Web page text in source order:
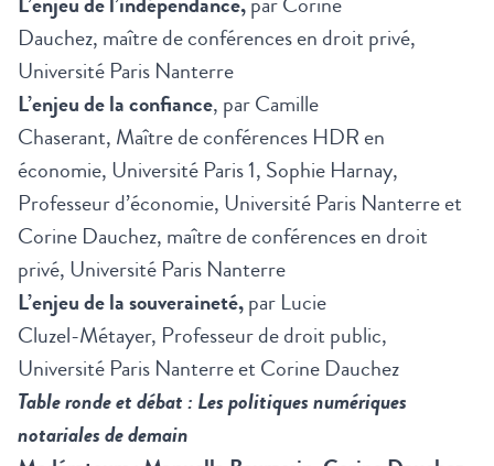
Dauchez, maître de conférences en droit privé,
Université Paris Nanterre
L’enjeu de la confiance, par Camille
Chaserant, Maître de conférences HDR en
économie, Université Paris 1, Sophie Harnay,
Professeur d’économie, Université Paris Nanterre et
Corine Dauchez, maître de conférences en droit
privé, Université Paris Nanterre
L’enjeu de la souveraineté,par Lucie
Cluzel-Métayer, Professeur de droit public,
Université Paris Nanterre et Corine Dauchez
Table ronde et débat : Les politiques numériques
notariales de demain